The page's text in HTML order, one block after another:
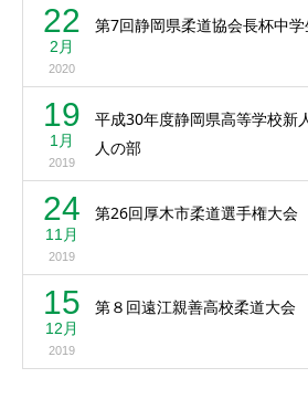
22
2月
2020
第7回静岡県柔道協会長杯中
19
1月
2019
平成30年度静岡県高等学校新
人の部
24
11月
2019
第26回厚木市柔道選手権大会
15
12月
2019
第８回遠江親善高校柔道大会